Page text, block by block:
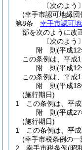
〔次のよう
(幸手市認可地縁
第8条
幸手市認可
部を次のように改
〔次のよう
附 則(平成
この条例は、平成
附 則(平成
この条例は、平成
附 則(平成
(施行期日)
1
この条例は、平
附 則(平成
(施行期日)
1
この条例は、平
(幸手市税条例の一
2
幸手市税条例(昭